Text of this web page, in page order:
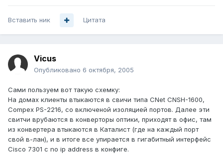
Вставить ник Цитата
Vicus
Опубликовано 6 октября, 2005
Сами пользуем вот такую схемку:
На домах клиенты втыкаются в свичи типа CNet CNSH-1600,
Compex PS-2216, со включеной изоляцией портов. Далее эти
свитчи врубаются в конверторы оптики, приходят в офис, там
из конвертера втыкаются в Каталист (где на каждый порт
свой в-лан), и в итоге все упирается в гигабитный интерфейс
Cisco 7301 с no ip address в конфиге.